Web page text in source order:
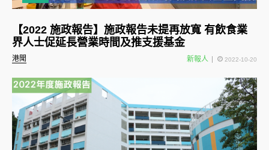
港聞
【2022 施政報告】施政報告未提再放寬 有飲食業
界人士促延長營業時間及推支援基金
新報人 2022-10-20